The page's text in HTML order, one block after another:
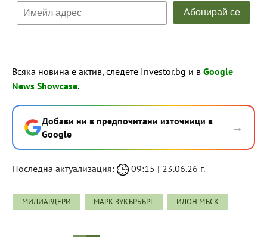
Всяка новина е актив, следете Investor.bg и в Google
News Showcase.
Добави ни в предпочитани източници в
Google
→
Последна актуализация: 09:15 | 23.06.26 г.
МИЛИАРДЕРИ МАРК ЗУКЪРБЪРГ ИЛОН МЪСК